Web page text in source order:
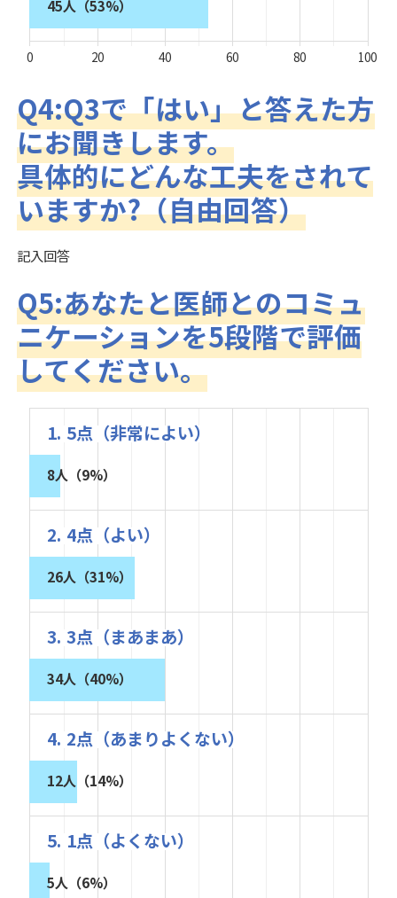
45人（53%）
0 20 40 60 80 100
Q4:Q3で「はい」と答えた方
にお聞きします。
具体的にどんな工夫をされて
いますか?（自由回答）
記入回答
Q5:あなたと医師とのコミュ
ニケーションを5段階で評価
してください。
1. 5点（非常によい）
8人（9%）
2. 4点（よい）
26人（31%）
3. 3点（まあまあ）
34人（40%）
4. 2点（あまりよくない）
12人（14%）
5. 1点（よくない）
5人（6%）